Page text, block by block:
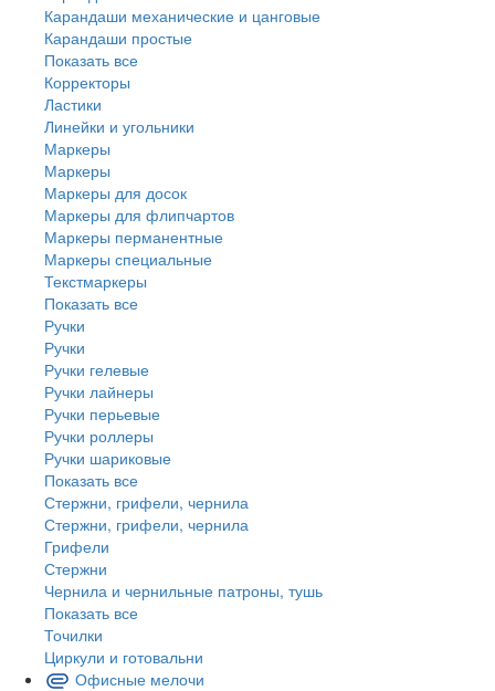
Карандаши механические и цанговые
Карандаши простые
Показать все
Корректоры
Ластики
Линейки и угольники
Маркеры
Маркеры
Маркеры для досок
Маркеры для флипчартов
Маркеры перманентные
Маркеры специальные
Текстмаркеры
Показать все
Ручки
Ручки
Ручки гелевые
Ручки лайнеры
Ручки перьевые
Ручки роллеры
Ручки шариковые
Показать все
Стержни, грифели, чернила
Стержни, грифели, чернила
Грифели
Стержни
Чернила и чернильные патроны, тушь
Показать все
Точилки
Циркули и готовальни
Офисные мелочи